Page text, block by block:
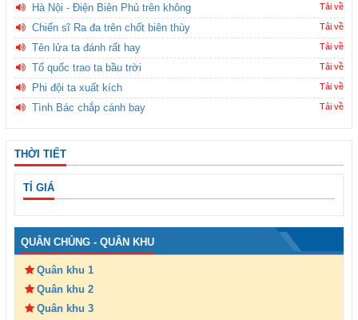
Hà Nội - Điện Biên Phủ trên không Tải về
Chiến sĩ Ra đa trên chốt biên thùy Tải về
Tên lửa ta đánh rất hay Tải về
Tổ quốc trao ta bầu trời Tải về
Phi đội ta xuất kích Tải về
Tình Bác chắp cánh bay Tải về
THỜI TIẾT
TỈ GIÁ
QUÂN CHỦNG - QUÂN KHU
Quân khu 1
Quân khu 2
Quân khu 3